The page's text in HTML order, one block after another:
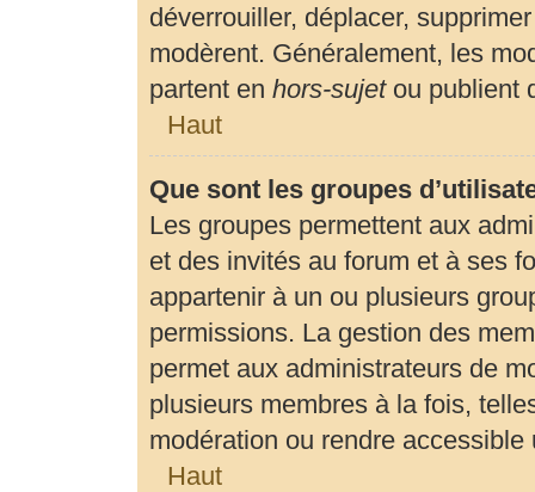
déverrouiller, déplacer,
modèrent. Généralement, les
partent en hors-sujetou publient
Haut
Que sont les groupes
Les groupes permettent aux
et des invités au forum et à ses
appartenir à un ou plusieurs
permissions. La gestion des
permet aux administrateurs de
plusieurs membres à la fois,
modération ou rendre accessible
Haut